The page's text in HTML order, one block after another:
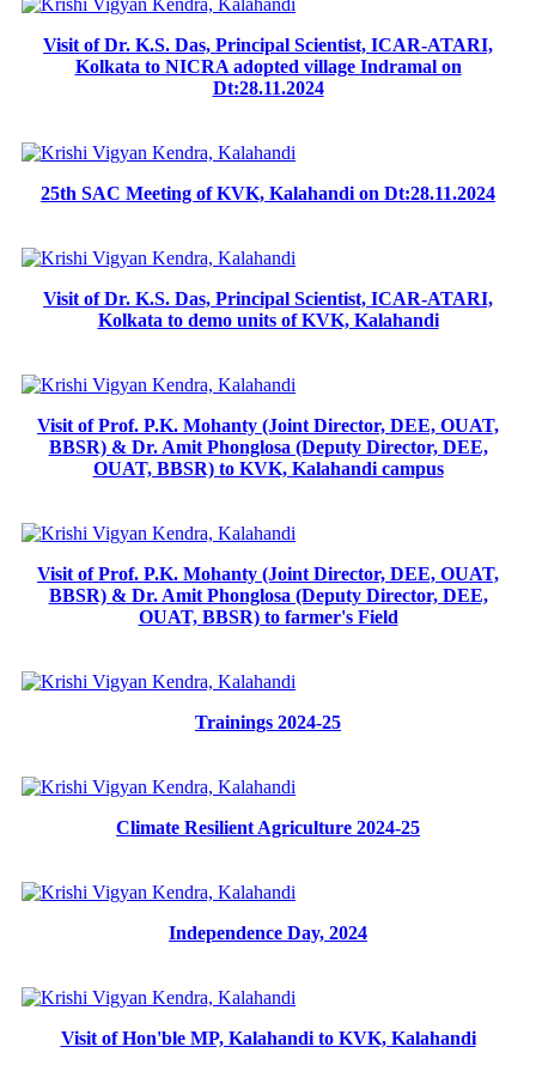
Visit of Dr. K.S. Das, Principal Scientist, ICAR-ATARI,
Kolkata to NICRA adopted village Indramal on
Dt:28.11.2024
25th SAC Meeting of KVK, Kalahandi on Dt:28.11.2024
Visit of Dr. K.S. Das, Principal Scientist, ICAR-ATARI,
Kolkata to demo units of KVK, Kalahandi
Visit of Prof. P.K. Mohanty (Joint Director, DEE, OUAT,
BBSR) & Dr. Amit Phonglosa (Deputy Director, DEE,
OUAT, BBSR) to KVK, Kalahandi campus
Visit of Prof. P.K. Mohanty (Joint Director, DEE, OUAT,
BBSR) & Dr. Amit Phonglosa (Deputy Director, DEE,
OUAT, BBSR) to farmer's Field
Trainings 2024-25
Climate Resilient Agriculture 2024-25
Independence Day, 2024
Visit of Hon'ble MP, Kalahandi to KVK, Kalahandi